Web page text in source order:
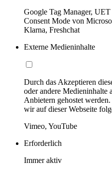
Google Tag Manager,
Consent Mode von
Klarna, Freshchat
Externe Medieninhalte
Durch das Akzeptieren
oder andere Medieninhalte
Anbietern gehostet
wir auf dieser Webseite
Vimeo, YouTube
Erforderlich
Immer aktiv